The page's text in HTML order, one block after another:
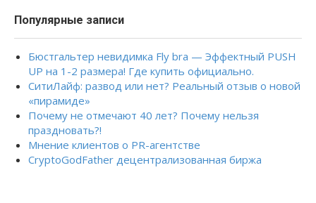
Популярные записи
Бюстгальтер невидимка Fly bra — Эффектный PUSH
UP на 1-2 размера! Где купить официально.
СитиЛайф: развод или нет? Реальный отзыв о новой
«пирамиде»
Почему не отмечают 40 лет? Почему нельзя
праздновать?!
Мнение клиентов о PR-агентстве
CryptoGodFather децентрализованная биржа